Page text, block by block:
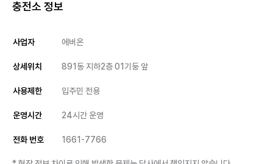
충전소 정보
사업자 에버온
상세위치 891동 지하2층 01기둥 앞
사용제한 입주민 전용
운영시간 24시간 운영
전화 번호 1661-7766